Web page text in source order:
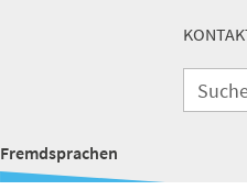
Fremdsprachen